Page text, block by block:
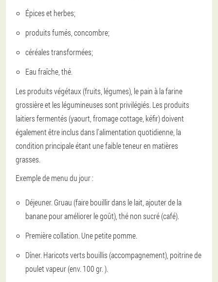
Épices et herbes;
produits fumés, concombre;
céréales transformées;
Eau fraîche, thé.
Les produits végétaux (fruits, légumes), le pain à la farine
grossière et les légumineuses sont privilégiés. Les produits
laitiers fermentés (yaourt, fromage cottage, kéfir) doivent
également être inclus dans l'alimentation quotidienne, la
condition principale étant une faible teneur en matières
grasses.
Exemple de menu du jour :
Déjeuner. Gruau (faire bouillir dans le lait, ajouter de la
banane pour améliorer le goût), thé non sucré (café).
Première collation. Une petite pomme.
Dîner. Haricots verts bouillis (accompagnement), poitrine de
poulet vapeur (env. 100 gr. ).